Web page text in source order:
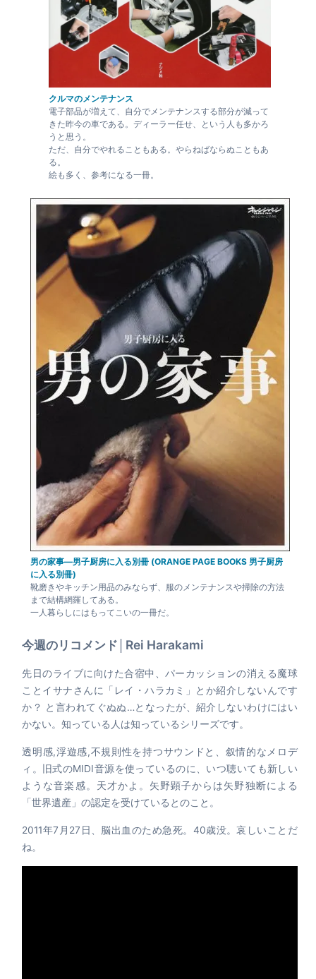
クルマのメンテナンス
電子部品が増えて、自分でメンテナンスする部分が減って
きた昨今の車である。ディーラー任せ、という人も多かろ
うと思う。
ただ、自分でやれることもある。やらねばならぬこともあ
る。
絵も多く、参考になる一冊。
男の家事―男子厨房に入る別冊 (ORANGE PAGE BOOKS 男子厨房
に入る別冊)
靴磨きやキッチン用品のみならず、服のメンテナンスや掃除の方法
まで結構網羅してある。
一人暮らしにはもってこいの一冊だ。
今週のリコメンド│Rei Harakami
先日のライブに向けた合宿中、パーカッションの消える魔球
ことイサナさんに「レイ・ハラカミ」とか紹介しないんです
か？ と言われてぐぬぬ…となったが、紹介しないわけにはい
かない。知っている人は知っているシリーズです。
透明感,浮遊感,不規則性を持つサウンドと、叙情的なメロデ
ィ。旧式のMIDI音源を使っているのに、いつ聴いても新しい
ような音楽感。天才かよ。矢野顕子からは矢野独断による
「世界遺産」の認定を受けているとのこと。
2011年7月27日、脳出血のため急死。40歳没。哀しいことだ
ね。